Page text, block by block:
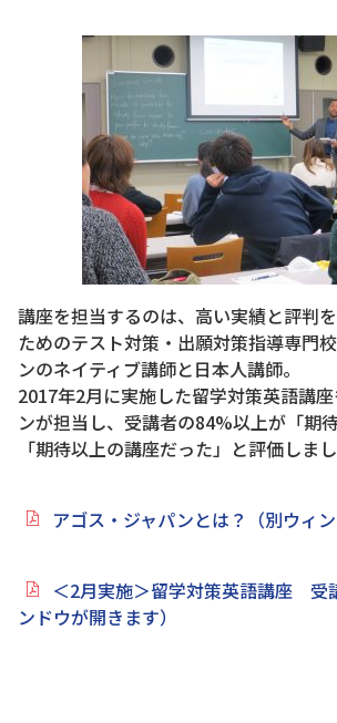
講座を担当するのは、高い実績と評判
ためのテスト対策・出願対策指導専門
ンのネイティブ講師と日本人講師。
2017年2月に実施した留学対策英語講
ンが担当し、受講者の84%以上が「期
「期待以上の講座だった」と評価しまし
アゴス・ジャパンとは？（別ウィン
＜2月実施＞留学対策英語講座 受
ンドウが開きます）